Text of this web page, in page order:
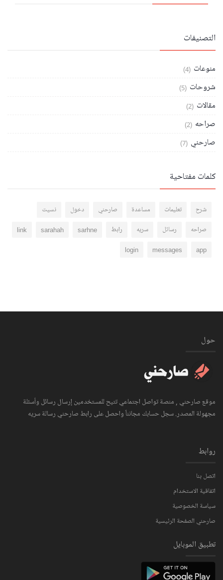
التصنيفات
منوعات (4)
شروحات (5)
مقالات (2)
صراحه (2)
صارحني (7)
كلمات مفتاحية
شرح تعليمات مساعدة صارحني دخول نسيت
صراحه رسائل سريه رابط sarhne
sarahah
link
app
messages
login
روابط
اتصل بنا
اتفاقية الاستخدام
سياسة الخصوصية
صارحني الصفحة الرئيسية
تطبيق الموبايل
حول
موقع صارحني , منصة تواصل اجتماعي تتيح للمستخدمين إرسال رسائل وأسئلة
مجهولة المصدر. سجل حسابك مجانناً واحصل على رابط صارحني رسالة سريه